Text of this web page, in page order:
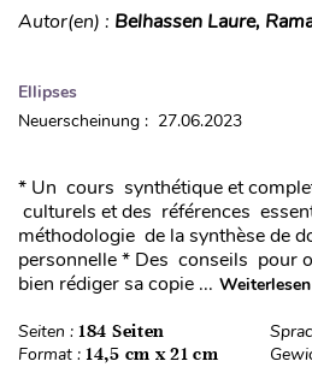
Autor(en) : Belhassen Laure,
Ellipses
Neuerscheinung : 27.06.2023
* Un cours synthétique et
culturels et des références
méthodologie de la synthèse de
personnelle * Des conseils pour
bien rédiger sa copie ... Weiterlesen
Seiten : 184 Seiten
Format : 14,5 cm x 21 cm